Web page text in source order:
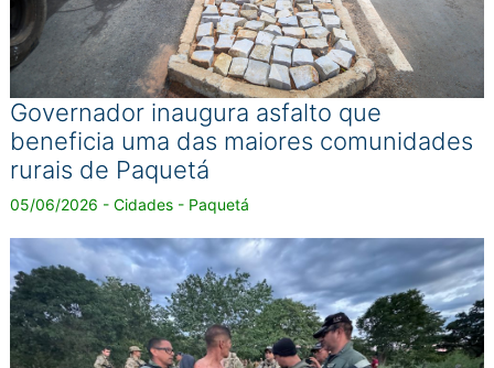
Governador inaugura asfalto que
beneficia uma das maiores comunidades
rurais de Paquetá
05/06/2026 - Cidades - Paquetá